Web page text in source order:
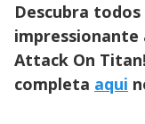
Descubra
impressionante
Attack On
completa aqui